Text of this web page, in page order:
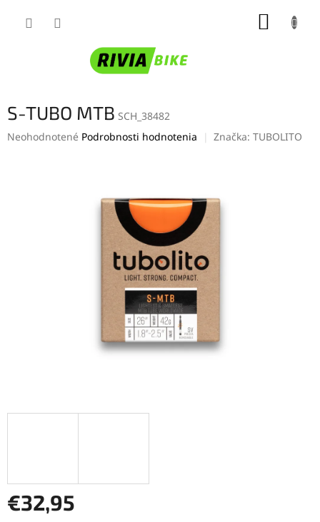
S-TUBO MTB SCH_38482
Priemerné
Neohodnotené Podrobnosti hodnotenia Značka: TUBOLITO
€32,95